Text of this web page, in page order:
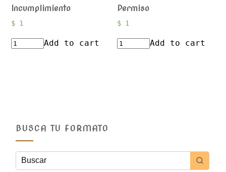
Incumplimiento
$1
Add to cart
Permiso
$ 1
Add to cart
BUSCA TU FORMATO